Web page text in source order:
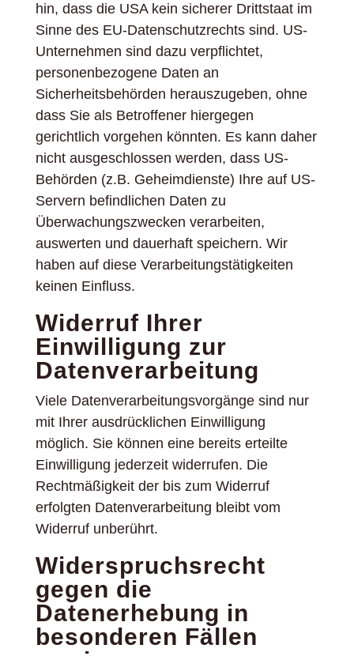
hin, dass die USA kein sicherer Drittstaat im
Sinne des EU-Datenschutzrechts sind. US-
Unternehmen sind dazu verpflichtet,
personenbezogene Daten an
Sicherheitsbehörden herauszugeben, ohne
dass Sie als Betroffener hiergegen
gerichtlich vorgehen könnten. Es kann daher
nicht ausgeschlossen werden, dass US-
Behörden (z.B. Geheimdienste) Ihre auf US-
Servern befindlichen Daten zu
Überwachungszwecken verarbeiten,
auswerten und dauerhaft speichern. Wir
haben auf diese Verarbeitungstätigkeiten
keinen Einfluss.
Widerruf Ihrer
Einwilligung zur
Datenverarbeitung
Viele Datenverarbeitungsvorgänge sind nur
mit Ihrer ausdrücklichen Einwilligung
möglich. Sie können eine bereits erteilte
Einwilligung jederzeit widerrufen. Die
Rechtmäßigkeit der bis zum Widerruf
erfolgten Datenverarbeitung bleibt vom
Widerruf unberührt.
Widerspruchsrecht
gegen die
Datenerhebung in
besonderen Fällen